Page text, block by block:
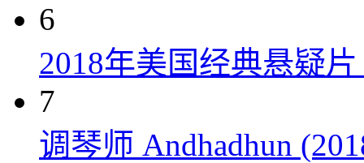
6
2018年美国经典悬疑
7
调琴师 Andhadhun